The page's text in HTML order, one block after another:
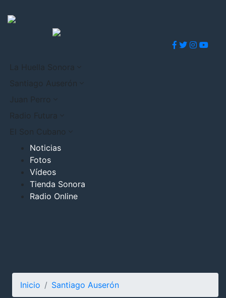
La Huella Sonora
Santiago Auserón
Juan Perro
Radio Futura
El Son Cubano
Noticias
Fotos
Vídeos
Tienda Sonora
Radio Online
Inicio Santiago Auserón